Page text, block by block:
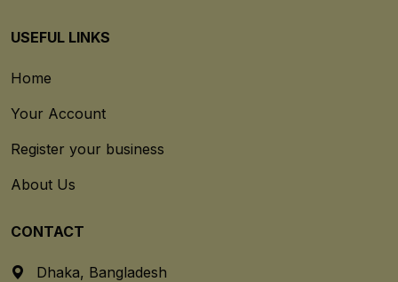
USEFUL LINKS
Home
Your Account
Register your business
About Us
CONTACT
Dhaka, Bangladesh